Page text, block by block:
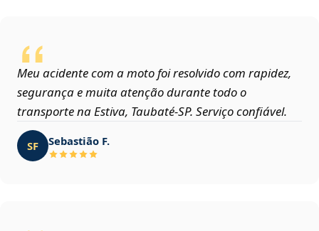
Meu acidente com a moto foi resolvido com rapidez,
segurança e muita atenção durante todo o
transporte na Estiva, Taubaté‑SP. Serviço confiável.
SF Sebastião F.